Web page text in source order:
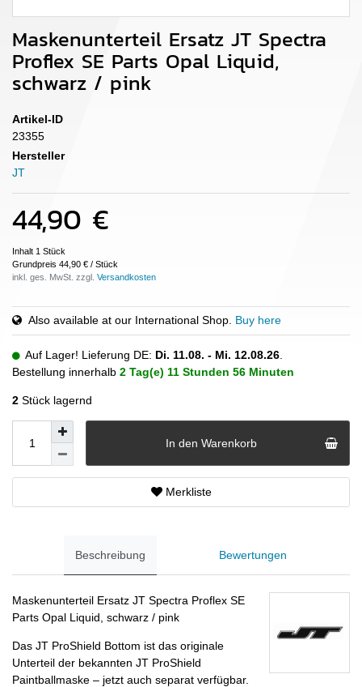
Maskenunterteil Ersatz JT Spectra
Proflex SE Parts Opal Liquid,
schwarz / pink
Artikel-ID
23355
Hersteller
JT
44,90 €
Inhalt 1 Stück
Grundpreis 44,90 € / Stück
inkl. ges. MwSt. zzgl.
Also available at our International Shop. Buy here
Auf Lager! Lieferung DE: Di. 11.08. - Mi. 12.08.26.
Bestellung innerhalb 2 Tag(e) 11 Stunden 56 Minuten
2 Stück lagernd
In den Warenkorb
Merkliste
Beschreibung Bewertungen
Maskenunterteil Ersatz JT Spectra Proflex SE
Parts Opal Liquid, schwarz / pink
Das JT ProShield Bottom ist das originale
Unterteil der bekannten JT ProShield
Paintballmaske – jetzt auch separat verfügbar.